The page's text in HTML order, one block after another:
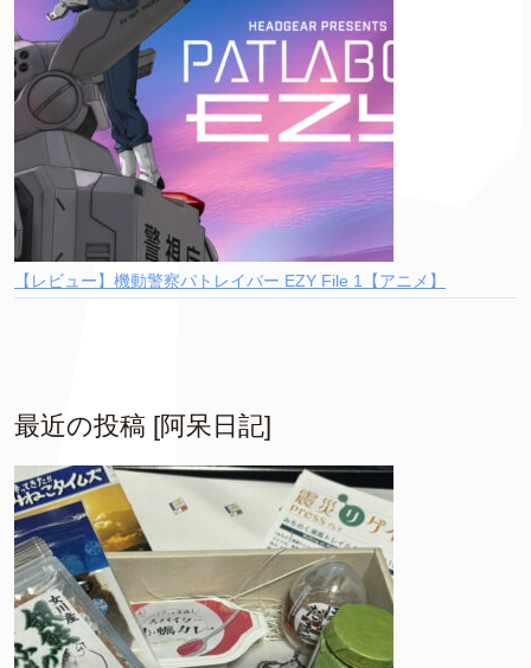
【レビュー】機動警察パトレイバー EZY File 1【アニメ】
最近の投稿 [阿呆日記]